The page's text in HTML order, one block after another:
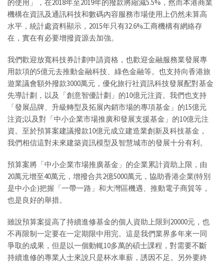
的使用」，在2018年至2019年的撥款將縮減5.5%，然而本港商業
機構在資訊及通訊科技和數碼內容服務市場使用上仍然未算高
水平，統計處資料顯示，2015年只有32.6%工商機構有網絡存
在，實在有必要增撥資源去加強。
我們歡迎放寬科技券計劃申請資格，也歡迎金融服務業發展專
用款項的5億元去推動金融科技、綠色金融等。也支持向香港旅
遊業議會額外撥款3000萬元，優化旅行社資訊科技發展配對基金
先導計劃，以及「創意智優計劃」的10億元注資。我們也支持
「發展品牌、升級轉型及拓展內銷市場的專項基金」的15億元
注資;以及對「中小企業市場推廣和發展支援基金」的10億元注
資。至於預算案建議撥款10億元成立建造業創新及科技基金，
我們相信這對未來建築資訊模型及智慧城市的發展十分有利。
預算案將「中小企業市場推廣基金」的企業累計資助上限，由
20萬元增至40萬元，增撥合共2億5000萬元，協助香港企業(特別
是中小企)把握「一帶一路」和大灣區機遇、推動電子商貿等，
也是良好的舉措。
雖說預算案提高了持續進修基金的個人資助上限到20000元，也
不再限制一定要在一定期限中用完。這是我們業界多年來一同
爭取的成果，但是以一個動輒10多萬的碩士課程，對需要不斷
持續進修的專業人士來說只是杯水車薪，誘因不足。另外要終